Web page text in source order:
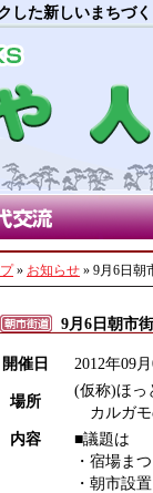
した新しいまちづ
会 朝市
» お知らせ » 9月6日朝
9月6日朝市
開催日 2012年09
場所
(仮称)ほ
カルガモ
内容
■議題は
・宿場ま
・朝市設